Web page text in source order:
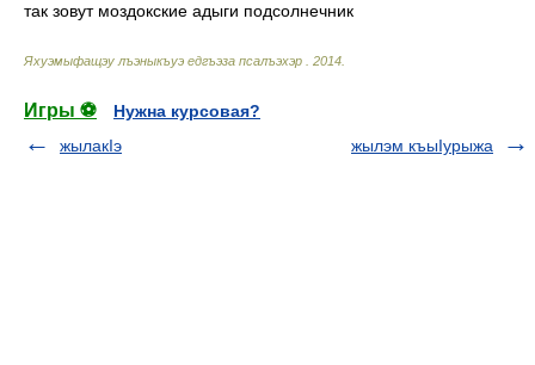
так зовут моздокские адыги подсолнечник
Яхуэмыфащэу лъэныкъуэ едгъэза псалъэхэр 2014
Игры ⚽
Нужна курсовая?
жылакIэ
жылэм къыIурыжа